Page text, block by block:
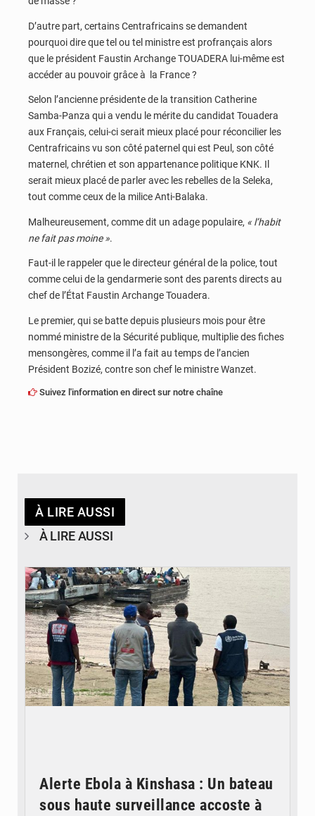
D’autre part, certains Centrafricains se demandent
pourquoi dire que tel ou tel ministre est profrançais alors
que le président Faustin Archange TOUADERA lui-même est
accéder au pouvoir grâce à la France ?
Selon l’ancienne présidente de la transition Catherine
Samba-Panza qui a vendu le mérite du candidat Touadera
aux Français, celui-ci serait mieux placé pour réconcilier les
Centrafricains vu son côté paternel qui est Peul, son côté
maternel, chrétien et son appartenance politique KNK. Il
serait mieux placé de parler avec les rebelles de la Seleka,
tout comme ceux de la milice Anti-Balaka.
Malheureusement, comme dit un adage populaire, « l’habit
ne fait pas moine ».
Faut-il le rappeler que le directeur général de la police, tout
comme celui de la gendarmerie sont des parents directs au
chef de l’État Faustin Archange Touadera.
Le premier, qui se batte depuis plusieurs mois pour être
nommé ministre de la Sécurité publique, multiplie des fiches
mensongères, comme il l’a fait au temps de l’ancien
Président Bozizé, contre son chef le ministre Wanzet.
Suivez l'information en direct sur notre chaîne
À LIRE AUSSI
À LIRE AUSSI
Alerte Ebola à Kinshasa : Un bateau
sous haute surveillance accoste à